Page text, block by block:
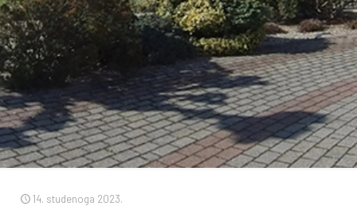
14. studenoga 2023.